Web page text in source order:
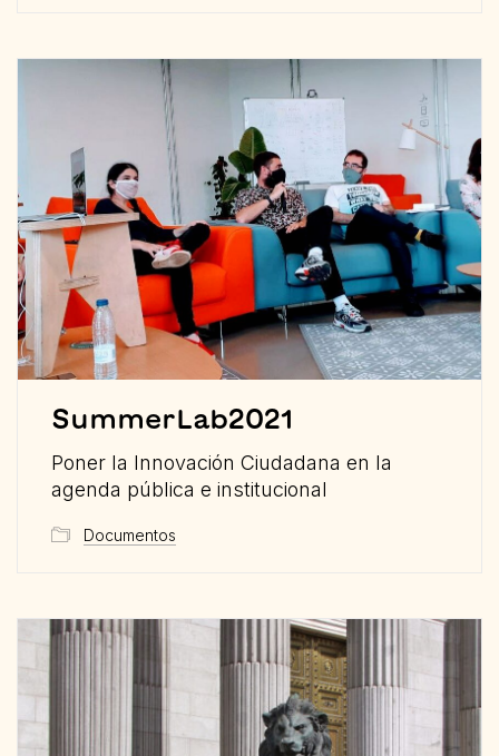
SummerLab2021
Poner la Innovación Ciudadana en la
agenda pública e institucional
Documentos